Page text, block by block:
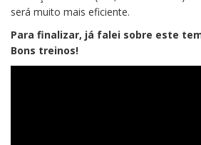
será muito mais eficiente.
Para finalizar, já falei sobre este
Bons treinos!